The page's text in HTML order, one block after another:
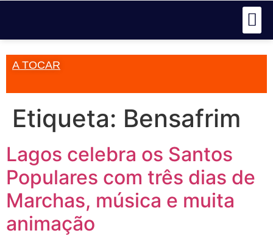
A TOCAR
Etiqueta: Bensafrim
Lagos celebra os Santos
Populares com três dias de
Marchas, música e muita
animação